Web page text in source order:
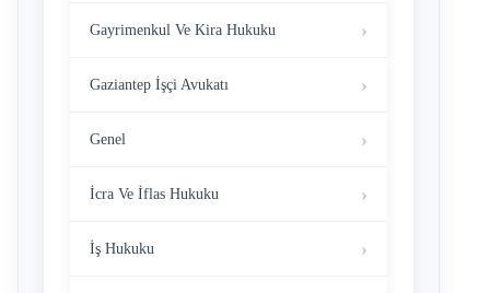
Gayrimenkul Ve Kira Hukuku
Gaziantep İşçi Avukatı
Genel
İcra Ve İflas Hukuku
İş Hukuku